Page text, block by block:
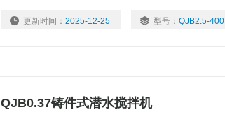
更新时间：2025-12-25 型号：QJB2.5-400
QJB0.37铸件式潜水搅拌机